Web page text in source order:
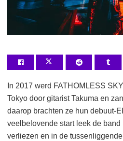
In 2017 werd FATHOMLESS
Tokyo door gitarist Takuma en
daarop brachten ze hun debuut-
veelbelovende start leek de band
verliezen en in de